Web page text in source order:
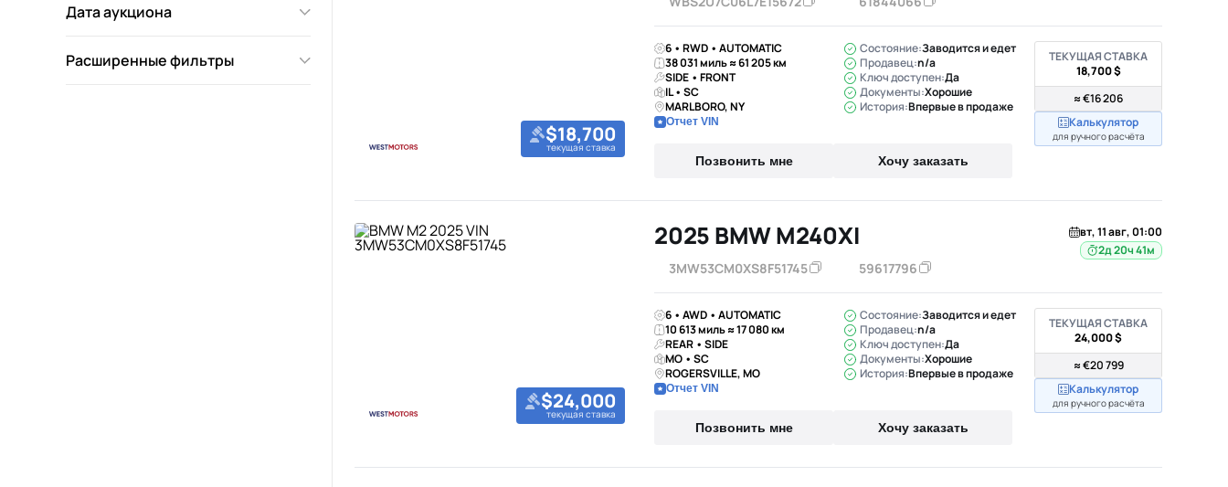
Дата аукциона
Расширенные фильтры
$18,700
текущая ставка
6 • RWD • AUTOMATIC
38 031 миль ≈ 61 205 км
SIDE • FRONT
IL • SC
MARLBORO, NY
Отчет VIN
Состояние:Заводится и едет
Продавец:n/a
Ключ доступен:Да
Документы:Хорошие
История:Впервые в продаже
Позвонить мне Хочу заказать
ТЕКУЩАЯ СТАВКА
18,700 $
≈ €16 206
Калькулятор
для ручного расчёта
$24,000
текущая ставка
2025 BMW M240XI
3MW53CM0XS8F51745 59617796
вт, 11 авг, 01:00
2д 20ч 41м
6 • AWD • AUTOMATIC
10 613 миль ≈ 17 080 км
REAR • SIDE
MO • SC
ROGERSVILLE, MO
Отчет VIN
Состояние:Заводится и едет
Продавец:n/a
Ключ доступен:Да
Документы:Хорошие
История:Впервые в продаже
Позвонить мне Хочу заказать
ТЕКУЩАЯ СТАВКА
24,000 $
≈ €20 799
Калькулятор
для ручного расчёта